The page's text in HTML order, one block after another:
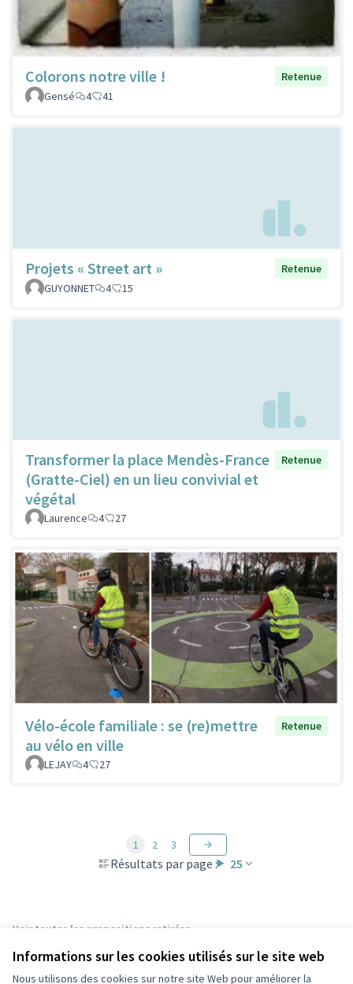
Informations sur les cookies utilisés sur le site web
Nous utilisons des cookies sur notre site Web pour améliorer la
Colorons notre ville !
Retenue
Gensé
4 41
Projets « Street art »
Retenue
GUYONNET
4 15
Transformer la place Mendès-France
(Gratte-Ciel) en un lieu convivial et
végétal
Retenue
Laurence 4 27
Vélo-école familiale : se (re)mettre
au vélo en ville
Retenue
LEJAY 4 27
Résultats par page : 25
1 2 3
Voir toutes les propositions retirées